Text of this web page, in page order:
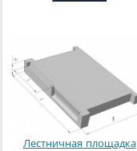
Лестничная площадка